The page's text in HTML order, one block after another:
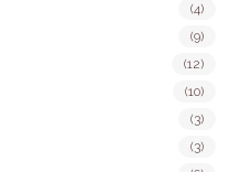
(4)
(9)
(12)
(10)
(3)
(3)